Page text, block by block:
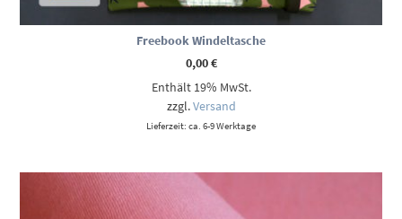
Freebook Windeltasche
0,00€
Enthält 19% MwSt.
zzgl.Versand
Lieferzeit: ca. 6-9 Werktage